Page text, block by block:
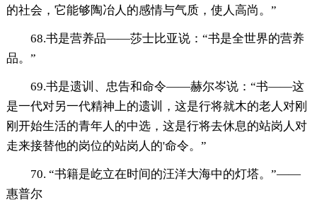
的社会，它能够陶冶人的感情与气质，使人高尚。”
68.书是营养品——莎士比亚说：“书是全世界的营养
品。”
69.书是遗训、忠告和命令——赫尔岑说：“书——这
是一代对另一代精神上的遗训，这是行将就木的老人对刚
刚开始生活的青年人的中选，这是行将去休息的站岗人对
走来接替他的岗位的站岗人的'命令。”
70. “书籍是屹立在时间的汪洋大海中的灯塔。”——
惠普尔